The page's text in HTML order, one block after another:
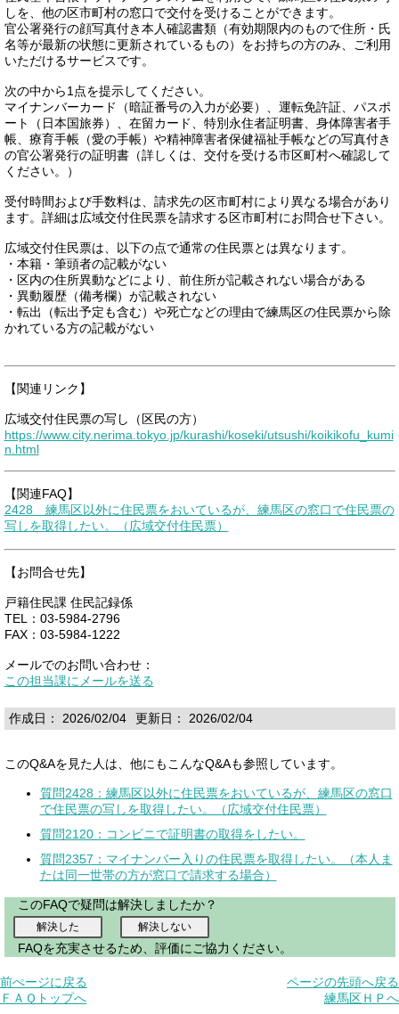
しを、他の区市町村の窓口で交付を受けることができます。
官公署発行の顔写真付き本人確認書類（有効期限内のもので住所・氏
名等が最新の状態に更新されているもの）をお持ちの方のみ、ご利用
いただけるサービスです。
次の中から1点を提示してください。
マイナンバーカード（暗証番号の入力が必要）、運転免許証、パスポ
ート（日本国旅券）、在留カード、特別永住者証明書、身体障害者手
帳、療育手帳（愛の手帳）や精神障害者保健福祉手帳などの写真付き
の官公署発行の証明書（詳しくは、交付を受ける市区町村へ確認して
ください。）
受付時間および手数料は、請求先の区市町村により異なる場合があり
ます。詳細は広域交付住民票を請求する区市町村にお問合せ下さい。
広域交付住民票は、以下の点で通常の住民票とは異なります。
・本籍・筆頭者の記載がない
・区内の住所異動などにより、前住所が記載されない場合がある
・異動履歴（備考欄）が記載されない
・転出（転出予定も含む）や死亡などの理由で練馬区の住民票から除
かれている方の記載がない
【関連リンク】
広域交付住民票の写し（区民の方）
https://www.city.nerima.tokyo.jp/kurashi/koseki/utsushi/koikikofu_kumi
n.html
【関連FAQ】
2428 練馬区以外に住民票をおいているが、練馬区の窓口で住民票の
写しを取得したい。（広域交付住民票）
【お問合せ先】
戸籍住民課 住民記録係
TEL：03-5984-2796
FAX：03-5984-1222
メールでのお問い合わせ：
この担当課にメールを送る
作成日： 2026/02/04 更新日： 2026/02/04
このQ&Aを見た人は、他にもこんなQ&Aも参照しています。
質問2428：練馬区以外に住民票をおいているが、練馬区の窓口
で住民票の写しを取得したい。（広域交付住民票）
質問2120：コンビニで証明書の取得をしたい。
質問2357：マイナンバー入りの住民票を取得したい。（本人ま
たは同一世帯の方が窓口で請求する場合）
このFAQで疑問は解決しましたか？
FAQを充実させるため、評価にご協力ください。
前ぺージに戻る
ページの先頭へ戻る
ＦＡＱトップへ
練馬区ＨＰへ